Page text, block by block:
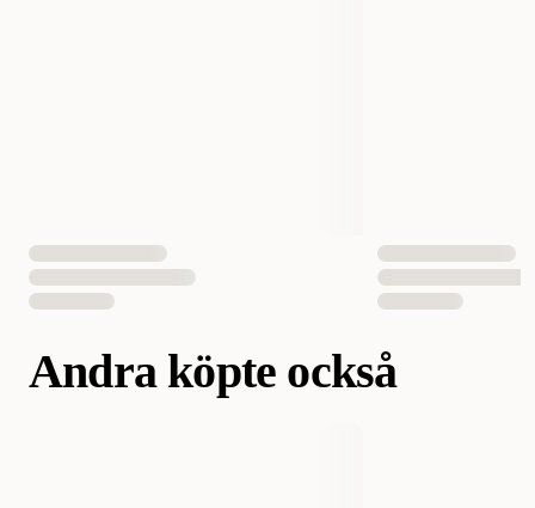
Andra köpte också